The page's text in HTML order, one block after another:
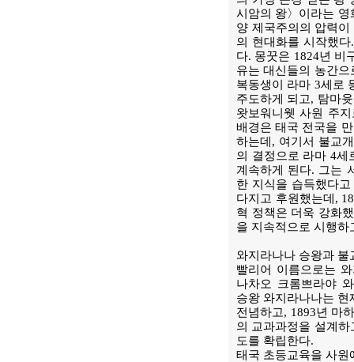
시암의 왕〉이라는
양 제국주의의 압력
의 현대화를 시작했
다. 몽꿋은 1824년 비
유는 대신들의 농간
복동생이 라마 3세로
주도하게 되고, 탐마
왓보워니웻 사원 주
배경은 태국 전국을
하는데, 여기서 불교
의 결정으로 라마 4세
계속하게 된다. 그는
한 지식을 습득했다
다지고 후원했는데,
혁 정책은 더욱 강화
을 지속적으로 시행
와지라나나 승왕과 불
빨리어 이름으로는
나차오 크롬쁘라야 와
승왕 와지라나나는
전념하고, 1893년 마
의 교과과정을 설계
도를 확립한다.
태국 초등교육을 사